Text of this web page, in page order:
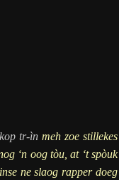
tr-ìn meh zoe stillekes
‘n oog tòu, at ‘t spòuk
ne slaog rapper doeg